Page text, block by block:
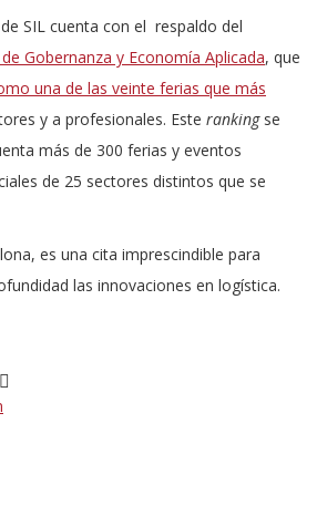
SIL cuenta con el respaldo del
Gobernanza y Economía Aplicada, que
una de las veinte ferias que más
y a profesionales. Este rankingse
más de 300 ferias y eventos
de 25 sectores distintos que se
es una cita imprescindible para
las innovaciones en logística.